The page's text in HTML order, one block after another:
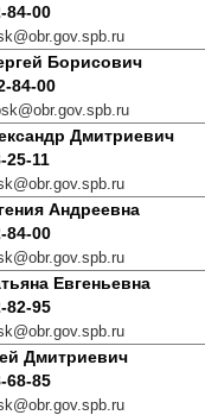
84-00
Борисович
84-00
Дмитриевич
25-11
Андреевна
84-00
Евгеньевна
82-95
Дмитриевич
68-85